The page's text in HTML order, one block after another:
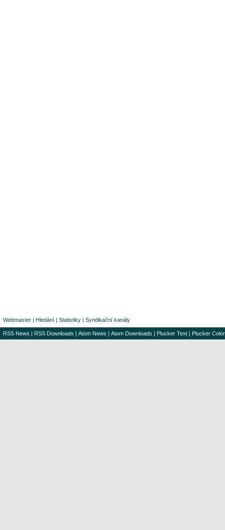
Webmaster | Hledání | Statistiky | Syndikační kanály
RSS News | RSS Downloads | Atom News | Atom Downloads | Plucker Text | Plucker Color